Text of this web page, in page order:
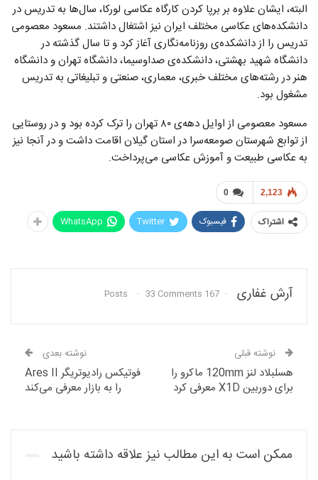
البته، ایشان علاوه بر برپا کردن کارگاه عکاسی لورکا، سال‌ها به تدریس در
دانشکده‌های عکاسی مختلف ایران نیز اشتغال داشتند. مسعود معصومی
تدریس را از دانشکده‌ی روزنامه‌نگاری آغاز کرد و تا سال گذشته در
دانشگاه شهید بهشتی، دانشکده‌ی صداوسیما، دانشگاه تهران و دانشگاه
هنر در رشته‌های مختلف خبری، معماری، صنعتی و تبلیغاتی به تدریس
مشغول بود.
مسعود معصومی از اوایل دهه‌ی ۸۰ تهران را ترک کرده بود و در روستایی
از توابع شهرستان صومعه‌سرا در استان گیلان اقامت داشت و در آنجا نیز
به عکاسی طبیعت و آموزش عکاسی می‌پرداخت.
0 2,123
اشتراک فیسبوک Twitter
WhatsApp
آرش غفاری 167 Posts
33 Comments
نوشته قبلی
هسلبلاد لنز 120mm ماکرو را
برای دوربین X1D معرفی کرد
نوشته بعدی
فوتیکس رادیوتریگر Ares II
را به بازار معرفی می‌کند
ممکن است به این مطالب نیز علاقه داشته باشید